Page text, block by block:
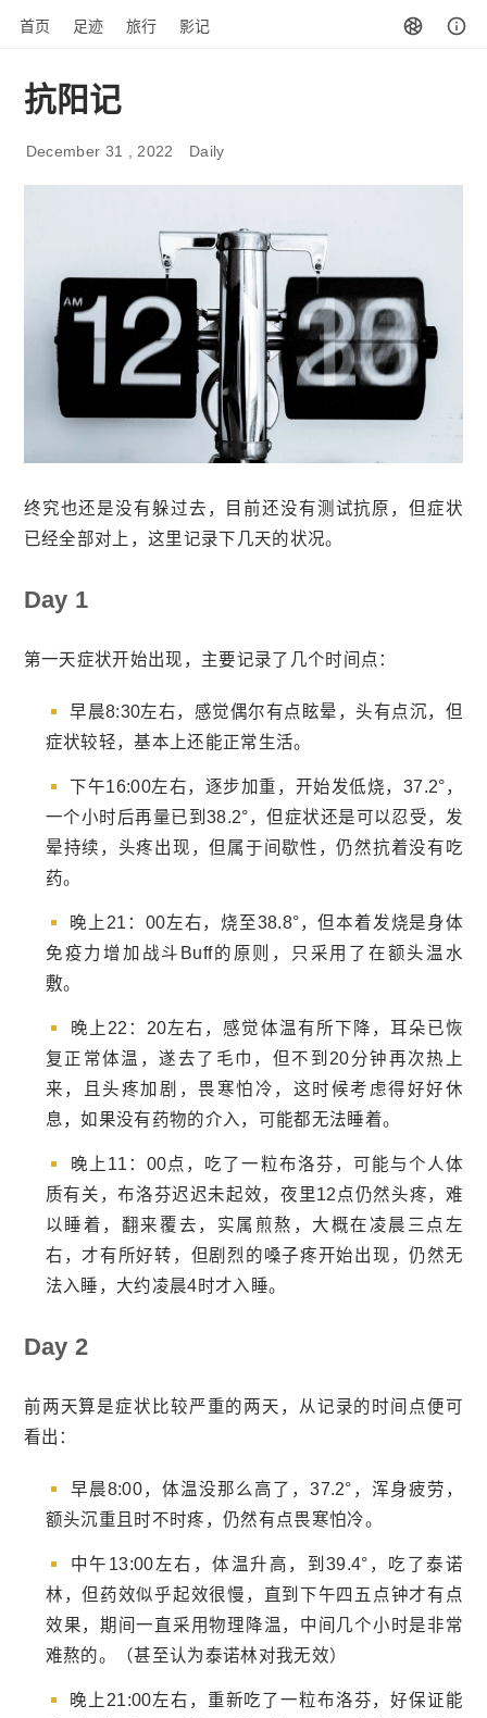
首页 足迹 旅行 影记
抗阳记
December 31 , 2022 Daily
终究也还是没有躲过去，目前还没有测试抗原，但症状
已经全部对上，这里记录下几天的状况。
Day 1
第一天症状开始出现，主要记录了几个时间点：
早晨8:30左右，感觉偶尔有点眩晕，头有点沉，但
症状较轻，基本上还能正常生活。
下午16:00左右，逐步加重，开始发低烧，37.2°，
一个小时后再量已到38.2°，但症状还是可以忍受，发
晕持续，头疼出现，但属于间歇性，仍然抗着没有吃
药。
晚上21：00左右，烧至38.8°，但本着发烧是身体
免疫力增加战斗Buff的原则，只采用了在额头温水
敷。
晚上22：20左右，感觉体温有所下降，耳朵已恢
复正常体温，遂去了毛巾，但不到20分钟再次热上
来，且头疼加剧，畏寒怕冷，这时候考虑得好好休
息，如果没有药物的介入，可能都无法睡着。
晚上11：00点，吃了一粒布洛芬，可能与个人体
质有关，布洛芬迟迟未起效，夜里12点仍然头疼，难
以睡着，翻来覆去，实属煎熬，大概在凌晨三点左
右，才有所好转，但剧烈的嗓子疼开始出现，仍然无
法入睡，大约凌晨4时才入睡。
Day 2
前两天算是症状比较严重的两天，从记录的时间点便可
看出：
早晨8:00，体温没那么高了，37.2°，浑身疲劳，
额头沉重且时不时疼，仍然有点畏寒怕冷。
中午13:00左右，体温升高，到39.4°，吃了泰诺
林，但药效似乎起效很慢，直到下午四五点钟才有点
效果，期间一直采用物理降温，中间几个小时是非常
难熬的。（甚至认为泰诺林对我无效）
晚上21:00左右，重新吃了一粒布洛芬，好保证能